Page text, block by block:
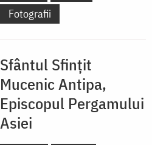
Fotografii
Sfântul Sfințit
Mucenic Antipa,
Episcopul Pergamului
Asiei